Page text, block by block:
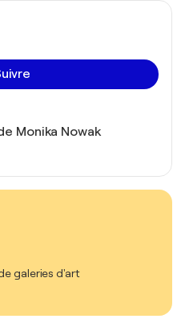
Monika Nowak
galeries d'art